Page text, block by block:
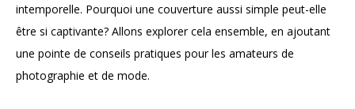
intemporelle. Pourquoi une couverture aussi simple peut-elle
être si captivante? Allons explorer cela ensemble, en ajoutant
une pointe de conseils pratiques pour les amateurs de
photographie et de mode.